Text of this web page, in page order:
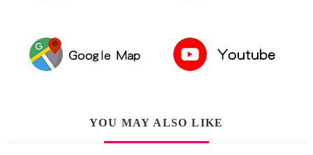
YOU MAY ALSO LIKE